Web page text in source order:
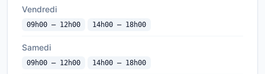
Vendredi
09h00 — 12h00 14h00 — 18h00
Samedi
09h00 — 12h00 14h00 — 18h00